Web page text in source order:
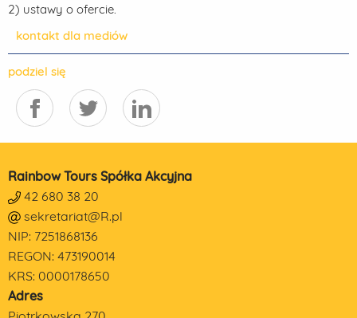
2) ustawy o ofercie.
kontakt dla mediów
podziel się
Rainbow Tours Spółka Akcyjna
42 680 38 20
sekretariat@R.pl
NIP: 7251868136
REGON: 473190014
KRS: 0000178650
Adres